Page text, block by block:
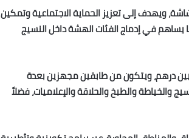
ويهدف إلى تعزيز الحماية الاجتماعية وتمكين
يساهم في إدماج الفئات الهشة داخل النسيج
بلغت ثلاثة ملايين درهم، ويتكون من طابقين مجهزين بعدة
والخياطة والطبخ والحلاقة والإعلاميات، فضلاً